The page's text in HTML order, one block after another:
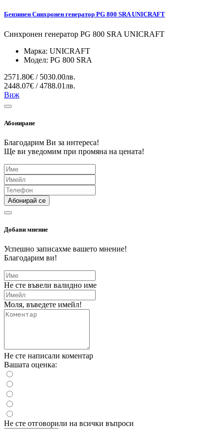
Бензинен Синхронен генератор PG 800 SRA UNICRAFT
Синхронен генератор PG 800 SRA UNICRAFT
Марка: UNICRAFT
Модел: PG 800 SRA
2571.80€ / 5030.00лв.
2448.07€ / 4788.01лв.
Виж
Абониране
Благодарим Ви за интереса!
Ще ви уведомим при промяна на цената!
Абонирай се
Добави мнение
Успешно записахме вашето мнение!
Благодарим ви!
Не сте въвели валидно име
Моля, въведете имейл!
Не сте написали коментар
Вашата оценка:
Не сте отговорили на всички въпроси